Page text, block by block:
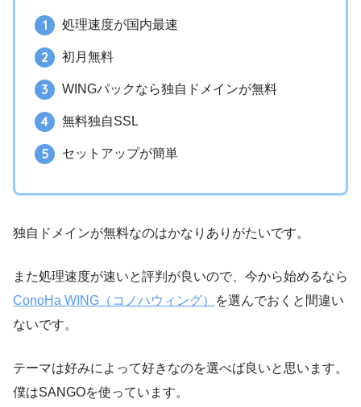
処理速度が国内最速
初月無料
WINGパックなら独自ドメインが無料
無料独自SSL
セットアップが簡単
独自ドメインが無料なのはかなりありがたいです。
また処理速度が速いと評判が良いので、今から始めるなら
ConoHa WING（コノハウィング）
を選んでおくと間違い
ないです。
テーマは好みによって好きなのを選べば良いと思います。
僕はSANGOを使っています。